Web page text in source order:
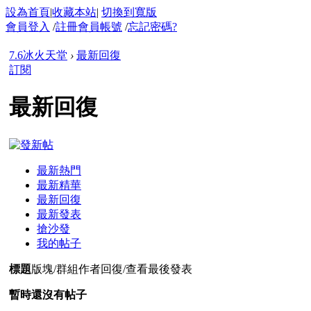
設為首頁|收藏本站| 切換到寬版
會員登入 /註冊會員帳號 /忘記密碼?
7.6冰火天堂 › 最新回復
訂閱
最新回復
最新熱門
最新精華
最新回復
最新發表
搶沙發
我的帖子
標題版塊/群組作者回復/查看最後發表
暫時還沒有帖子